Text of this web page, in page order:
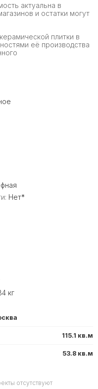
актуальна в
и остатки могут
плитки в
её производства
Нет*
кг
115.1 кв.м
53.8 кв.м
отсутствуют